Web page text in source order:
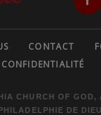
CONTACT
CHURCH OF GOD,
DE